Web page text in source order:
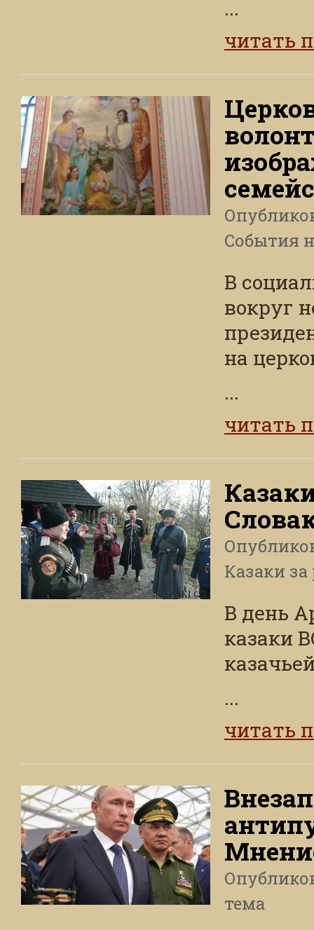
...
читать
События
В
вокруг
на
...
читать
Казаки
В день
казаки
...
читать
тема